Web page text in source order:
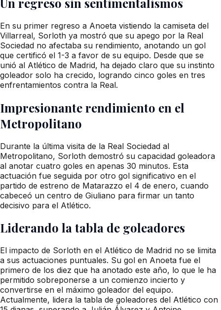
En su primer regreso a Anoeta vistiendo la camiseta del
Villarreal, Sorloth ya mostró que su apego por la Real
Sociedad no afectaba su rendimiento, anotando un gol
que certificó el 1-3 a favor de su equipo. Desde que se
unió al Atlético de Madrid, ha dejado claro que su instinto
goleador solo ha crecido, logrando cinco goles en tres
enfrentamientos contra la Real.
Impresionante rendimiento en el
Metropolitano
Durante la última visita de la Real Sociedad al
Metropolitano, Sorloth demostró su capacidad goleadora
al anotar cuatro goles en apenas 30 minutos. Esta
actuación fue seguida por otro gol significativo en el
partido de estreno de Matarazzo el 4 de enero, cuando
cabeceó un centro de Giuliano para firmar un tanto
decisivo para el Atlético.
Liderando la tabla de goleadores
El impacto de Sorloth en el Atlético de Madrid no se limita
a sus actuaciones puntuales. Su gol en Anoeta fue el
primero de los diez que ha anotado este año, lo que le ha
permitido sobreponerse a un comienzo incierto y
convertirse en el máximo goleador del equipo.
Actualmente, lidera la tabla de goleadores del Atlético con